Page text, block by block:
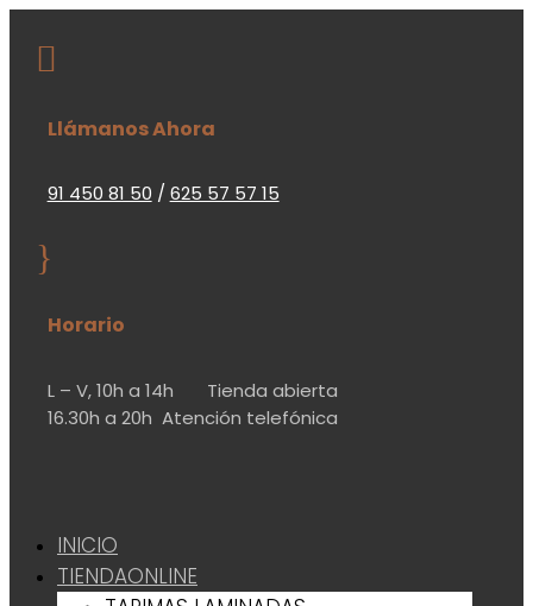

Llámanos Ahora
91 450 81 50 / 625 57 57 15
}
Horario
L – V,10h a 14h Tienda abierta
16.30h a 20h Atención telefónica
INICIO
TIENDAONLINE